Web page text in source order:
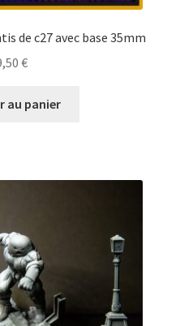
de c27 avec base 35mm
€
au panier